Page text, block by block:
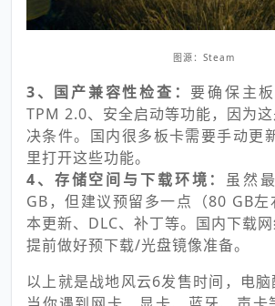
图源：Steam
3、国产兼容性检查： 要确保主
TPM 2.0、安全启动等功能，因为
决条件。国内很多板卡需要手动更
里打开这些功能。
4、存储空间与下载环境： 虽然
GB，但建议预留多一点（80 GB左
本更新、DLC、补丁等。国内下载网
提前做好预下载/光盘镜像准备。
以上就是战地风云6发售时间，电脑